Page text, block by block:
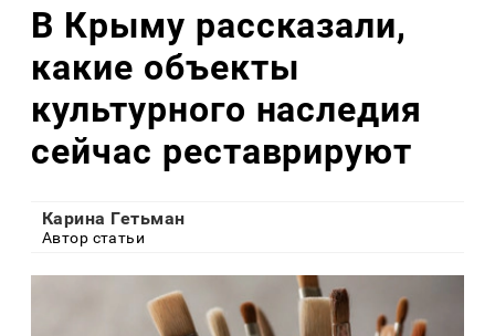
В Крыму рассказали,
какие объекты
культурного наследия
сейчас реставрируют
Карина Гетьман
Автор статьи